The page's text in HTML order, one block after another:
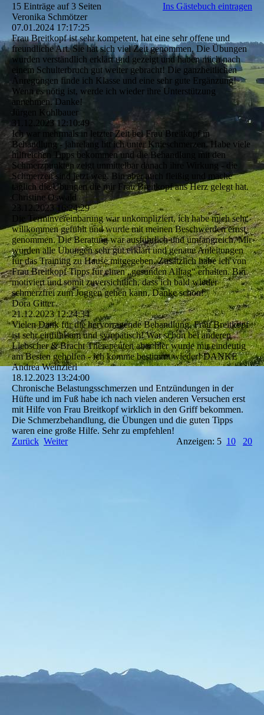
15 Einträge auf 3 Seiten
Ins Gästebuch eintragen
Veronika Schmötzer
07.01.2024 17:17:25
Frau Breitkopf ist sehr kompetent, hat eine sehr offene und
freundliche Art. Sie hat sich viel Zeit genommen. Die Übungen
wurden verständlich erklärt und gezeigt und haben mich nach
einem Schulterbruch gut weiter gebracht! Die ganzheitlichen
Anregungen finde ich Klasse und eine sehr gute Ergänzung!
Wenn es nötig ist, werde ich wieder ihre Unterstützung
annehmen. Danke!
Jürgen Kohlbauer
31.12.2023 12:10:49
Ich war mehrmals in letzter Zeit bei Frau Breitkopf in
Behandlung - jahrelang litt ich unter Knieschmerzen. Habe viele
hilfreichen Tipps bekommen und die Behandlung mit den
Schmerzpunkten zeigt unmittelbar danach ihre Wirkung - die
Schmerzen sind jetzt weg. Bin aber auch fleißig und mache
täglich die Übungen die mir Frau Breitkopf ans Herz gelegt hat.
Christine Oswald
23.12.2023 16:24:29
Die Terminvereinbarung war unkompliziert, ich habe mich sehr
willkommen gefühlt und wurde mit meinen Beschwerden ernst
genommen. Die Beratung war ausführlich und umfangreich. Mir
wurden alle Übungen sehr gut erklärt und genaue Anleitungen
für das Training zu Hause mitgegeben. Zusätzlich habe ich von
Frau Breitkopf Tipps für einen „gesunden Alltag“ erhalten. Bin
motiviert und somit zuversichtlich, dass ich bald wieder
schmerzfrei zum Joggen gehen kann. Danke schön!
Dora Gitter
21.12.2023 12:24:34
Vielen Dank für die hervorragende Behandlung. Frau Breitkopf
ist sehr einfühlsam und sympatisch! War schon bei anderen
Liebscher & Bracht Therapeuten aber hier wurde mir eindeutig
am Besten geholfen - ich komme bestimmt wieder! DANKE
Andrea Weinzierl
18.12.2023 13:24:00
Chronische Belastungsschmerzen und Entzündungen in der
Hüfte und im Fuß habe ich nach vielen anderen Versuchen erst
mit Hilfe von Frau Breitkopf wirklich in den Griff bekommen.
Die Schmerzbehandlung, die Übungen und die guten Tipps
waren eine große Hilfe. Sehr zu empfehlen!
Zurück Weiter Anzeigen: 5 10 20